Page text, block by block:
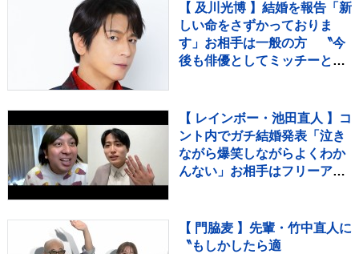
【 及川光博 】結婚を報告「新
しい命をさずかっておりま
す」お相手は一般の方 〝今
後も俳優としてミッチーとし
【 レインボー・池田直人 】コ
ント内でガチ結婚発表「泣き
ながら爆笑しながらよくわか
んない」お相手はフリーアナ
【 門脇麦 】先輩・竹中直人に
〝もしかしたら適